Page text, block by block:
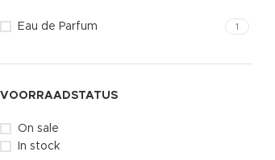
Eau de Parfum 1
VOORRAADSTATUS
On sale
In stock